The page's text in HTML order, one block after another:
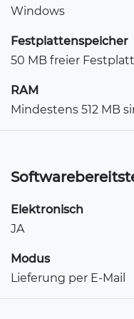
Windows
Festplattenspeicher
50 MB freier
RAM
Mindestens 512 MB
Elektronisch
JA
Modus
Lieferung per E-Mail